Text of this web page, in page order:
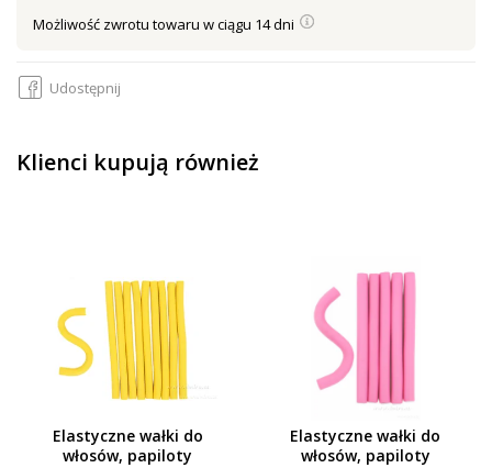
Możliwość zwrotu towaru w ciągu 14 dni
Udostępnij
Klienci kupują również
Elastyczne wałki do
włosów, papiloty
Elastyczne wałki do
włosów, papiloty